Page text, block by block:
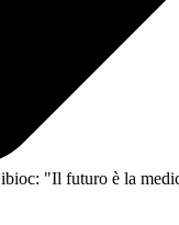
"Il futuro è la